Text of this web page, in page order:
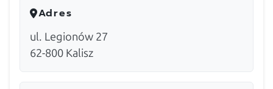
Adres
ul. Legionów 27
62-800 Kalisz